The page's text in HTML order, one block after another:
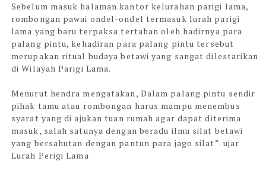
Sebelum masuk halaman kantor kelurahan parigi lama,
rombongan pawai ondel-ondel termasuk lurah parigi
lama yang baru terpaksa tertahan oleh hadirnya para
palang pintu, kehadiran para palang pintu tersebut
merupakan ritual budaya betawi yang sangat dilestarikan
di Wilayah Parigi Lama.
Menurut hendra mengatakan, Dalam palang pintu sendir
pihak tamu atau rombongan harus mampu menembus
syarat yang di ajukan tuan rumah agar dapat diterima
masuk, salah satunya dengan beradu ilmu silat betawi
yang bersahutan dengan pantun para jago silat”. ujar
Lurah Perigi Lama